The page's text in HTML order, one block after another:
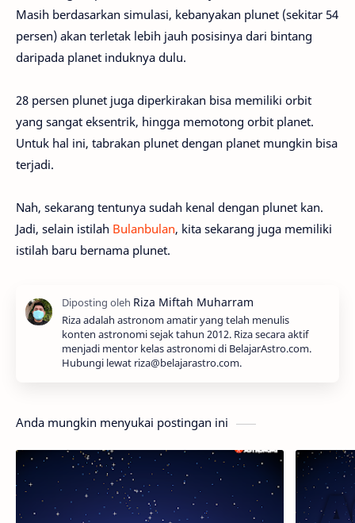
Masih berdasarkan simulasi, kebanyakan plunet (sekitar 54
persen) akan terletak lebih jauh posisinya dari bintang
daripada planet induknya dulu.
28 persen plunet juga diperkirakan bisa memiliki orbit
yang sangat eksentrik, hingga memotong orbit planet.
Untuk hal ini, tabrakan plunet dengan planet mungkin bisa
terjadi.
Nah, sekarang tentunya sudah kenal dengan plunet kan.
Jadi, selain istilah Bulanbulan, kita sekarang juga memiliki
istilah baru bernama plunet.
Riza adalah astronom amatir yang telah menulis
konten astronomi sejak tahun 2012. Riza secara aktif
menjadi mentor kelas astronomi di BelajarAstro.com.
Hubungi lewat riza@belajarastro.com.
Anda mungkin menyukai postingan ini